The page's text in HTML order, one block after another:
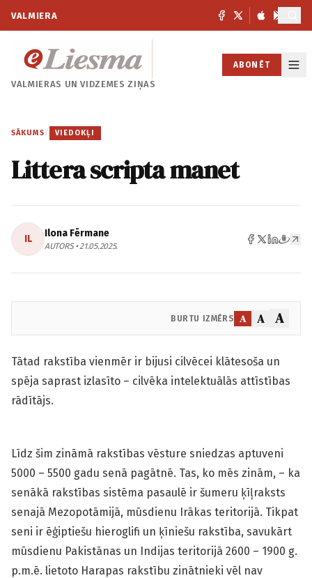
VALMIERA
VALMIERAS UNVIDZEMES ZIŅAS
ABONĒT
SĀKUMS / VIEDOKĻI
Littera scripta manet
IL Ilona Fērmane
AUTORS • 21.05.2025.
BURTU IZMĒRS A A A
Tātad rakstība vienmēr ir bijusi cilvēcei klātesoša un
spēja saprast izlasīto – cilvēka intelektuālās attīstības
rādītājs.
Līdz šim zināmā rakstības vēsture sniedzas aptuveni
5000 – 5500 gadu senā pagātnē. Tas, ko mēs zinām, – ka
senākā rakstības sistēma pasaulē ir šumeru ķīļraksts
senajā Mezopotāmijā, mūsdienu Irākas teritorijā. Tikpat
seni ir ēģiptiešu hieroglifi un ķīniešu rakstība, savukārt
mūsdienu Pakistānas un Indijas teritorijā 2600 – 1900 g.
p.m.ē. lietoto Harapas rakstību zinātnieki vēl nav